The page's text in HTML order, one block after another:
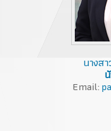
นางส
Email: